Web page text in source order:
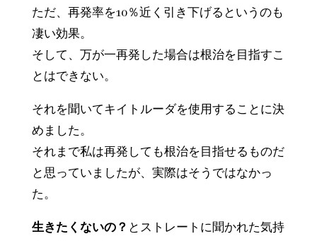
ただ、再発率を10％近く引き下げるというのも
凄い効果。
そして、万が一再発した場合は根治を目指すこ
とはできない。
それを聞いてキイトルーダを使用することに決
めました。
それまで私は再発しても根治を目指せるものだ
と思っていましたが、実際はそうではなかっ
た。
生きたくないの？ とストレートに聞かれた気持